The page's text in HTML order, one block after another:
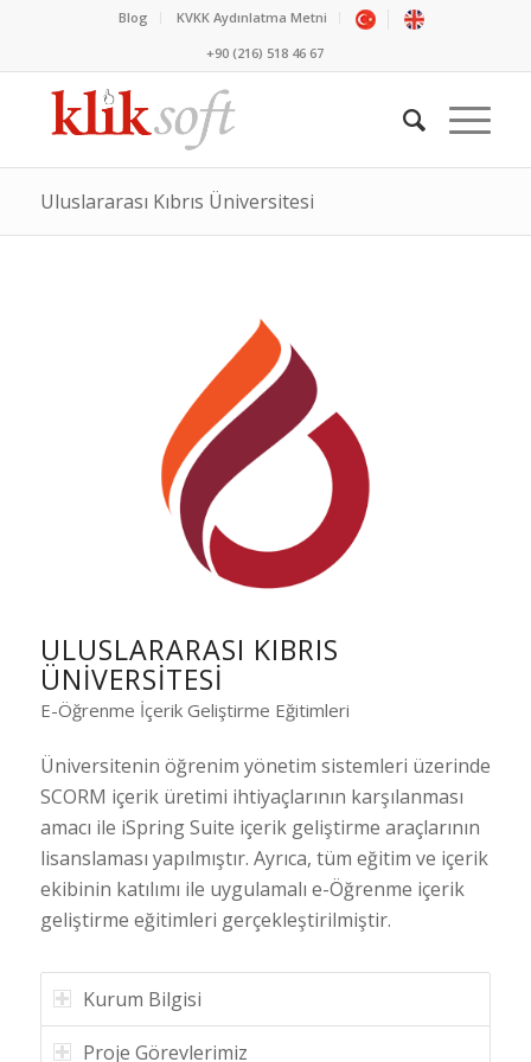
Blog
KVKK Aydınlatma Metni
+90 (216) 518 46 67
Uluslararası Kıbrıs Üniversitesi
ULUSLARARASI KIBRIS
ÜNIVERSITESI
E-Öğrenme İçerik Geliştirme Eğitimleri
Üniversitenin öğrenim yönetim sistemleri üzerinde
SCORM içerik üretimi ihtiyaçlarının karşılanması
amacı ile iSpring Suite içerik geliştirme araçlarının
lisanslaması yapılmıştır. Ayrıca, tüm eğitim ve içerik
ekibinin katılımı ile uygulamalı e-Öğrenme içerik
geliştirme eğitimleri gerçekleştirilmiştir.
Kurum Bilgisi
Proje Görevlerimiz